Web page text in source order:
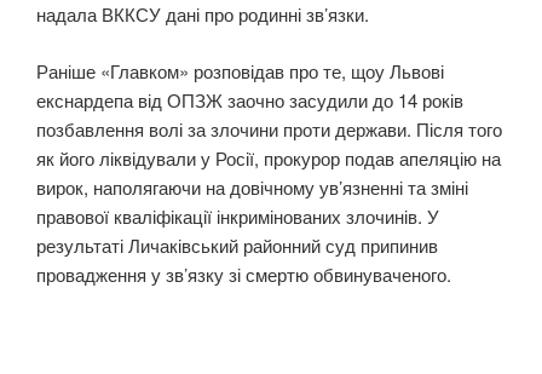
надала ВККСУ дані про родинні зв’язки.
Раніше «Главком» розповідав про те, щоу Львові
екснардепа від ОПЗЖ заочно засудили до 14 років
позбавлення волі за злочини проти держави. Після того
як його ліквідували у Росії, прокурор подав апеляцію на
вирок, наполягаючи на довічному ув’язненні та зміні
правової кваліфікації інкримінованих злочинів. У
результаті Личаківський районний суд припинив
провадження у зв’язку зі смертю обвинуваченого.